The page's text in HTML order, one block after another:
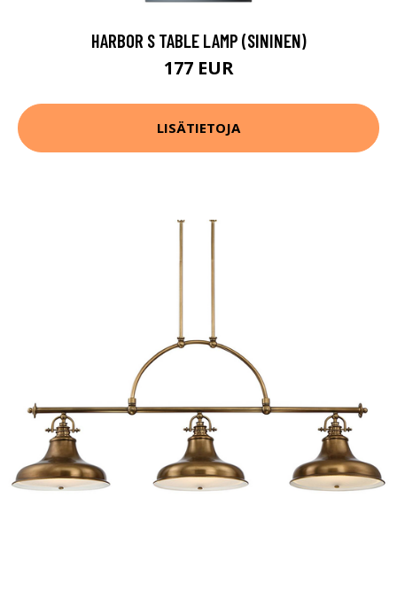
HARBOR S TABLE LAMP (SININEN)
177 EUR
LISÄTIETOJA